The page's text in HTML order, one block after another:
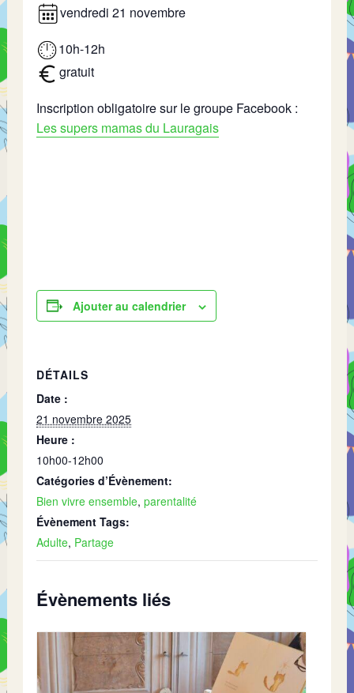
vendredi 21 novembre
10h-12h
gratuit
Inscription obligatoire sur le groupe Facebook :
Les supers mamas du Lauragais
Ajouter au calendrier
DÉTAILS
Date :
21 novembre 2025
Heure :
10h00-12h00
Catégories d’Évènement:
Bien vivre ensemble,parentalité
Évènement Tags:
Adulte, Partage
Évènements liés